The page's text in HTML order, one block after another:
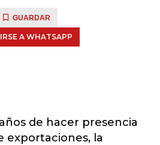
GUARDAR
A WHATSAPP
de hacer presencia
exportaciones, la